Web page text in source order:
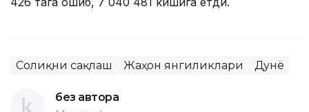
Соғлиқни сақлаш Жаҳон янгиликлари Дунё
без автора